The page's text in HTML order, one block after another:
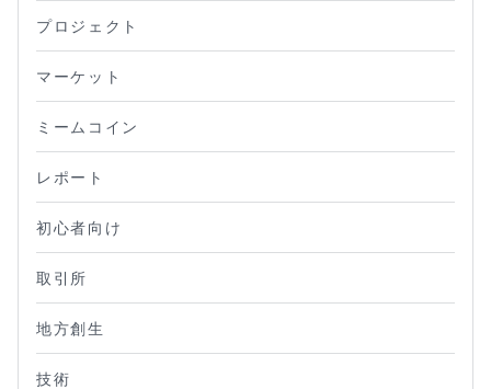
プロジェクト
マーケット
ミームコイン
レポート
初心者向け
取引所
地方創生
技術